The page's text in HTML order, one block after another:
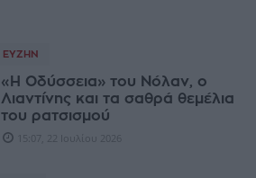
ΕΥΖΗΝ
«Η Οδύσσεια» του Νόλαν, ο
Λιαντίνης και τα σαθρά θεμέλια
του ρατσισμού
15:07, 22 Ιουλίου 2026